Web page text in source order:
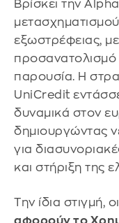
Βρίσκει την
εξωστρέφειας,
προσανατολισμό
παρουσία. Η
UniCredit
δυναμικά στον
δημιουργώντας
για
και στήριξη της
Την ίδια στιγμή, οι
αφορούν το